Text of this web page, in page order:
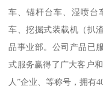
车、锚杆台车、湿喷台
车、挖掘式装载机（扒
品事业部。公司产品已
式服务赢得了广大客户
人”企业、等称号，拥有